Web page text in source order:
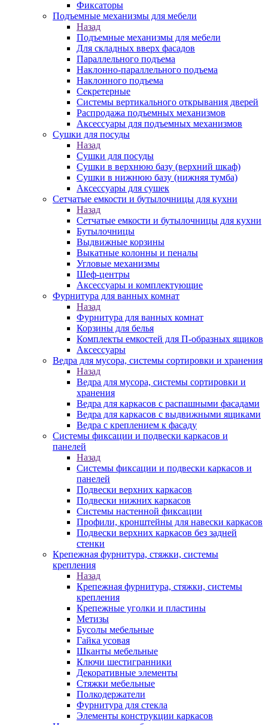
Фиксаторы
Подъемные механизмы для мебели
Назад
Подъемные механизмы для мебели
Для складных вверх фасадов
Параллельного подъема
Наклонно-параллельного подъема
Наклонного подъема
Секретерные
Системы вертикального открывания дверей
Распродажа подъемных механизмов
Аксессуары для подъемных механизмов
Сушки для посуды
Назад
Сушки для посуды
Сушки в верхнюю базу (верхний шкаф)
Сушки в нижнюю базу (нижняя тумба)
Аксессуары для сушек
Сетчатые емкости и бутылочницы для кухни
Назад
Сетчатые емкости и бутылочницы для кухни
Бутылочницы
Выдвижные корзины
Выкатные колонны и пеналы
Угловые механизмы
Шеф-центры
Аксессуары и комплектующие
Фурнитура для ванных комнат
Назад
Фурнитура для ванных комнат
Корзины для белья
Комплекты емкостей для П-образных ящиков
Аксессуары
Ведра для мусора, системы сортировки и хранения
Назад
Ведра для мусора, системы сортировки и
хранения
Ведра для каркасов с распашными фасадами
Ведра для каркасов с выдвижными ящиками
Ведра с креплением к фасаду
Системы фиксации и подвески каркасов и
панелей
Назад
Системы фиксации и подвески каркасов и
панелей
Подвески верхних каркасов
Подвески нижних каркасов
Системы настенной фиксации
Профили, кронштейны для навески каркасов
Подвески верхних каркасов без задней
стенки
Крепежная фурнитура, стяжки, системы
крепления
Назад
Крепежная фурнитура, стяжки, системы
крепления
Крепежные уголки и пластины
Метизы
Бусолы мебельные
Гайка усовая
Шканты мебельные
Ключи шестигранники
Декоративные элементы
Стяжки мебельные
Полкодержатели
Фурнитура для стекла
Элементы конструкции каркасов